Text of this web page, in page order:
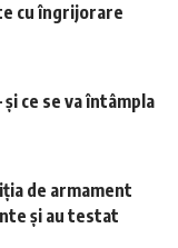
cu îngrijorare
ce se va întâmpla
de armament
și au testat